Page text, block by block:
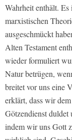
Wahrheit enthält.
marxistischen
ausgeschmückt
Alten Testament
wieder formuliert
Natur betrügen,
breitet vor uns eine
erklärt, dass wir
Götzendienst duldet
indem wir uns Gott